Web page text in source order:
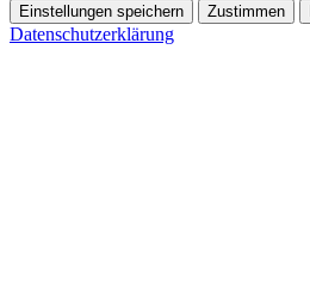
Einstellungen speichern Zustimmen
Datenschutzerklärung